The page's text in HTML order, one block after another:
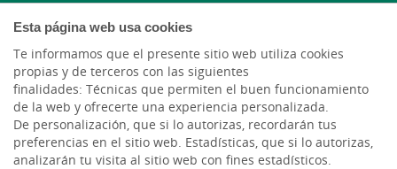
Esta página web usa cookies
Te informamos que el presente sitio web utiliza cookies
propias y de terceros con las siguientes
finalidades: Técnicas que permiten el buen funcionamiento
de la web y ofrecerte una experiencia personalizada.
De personalización, que si lo autorizas, recordarán tus
preferencias en el sitio web. Estadísticas, que si lo autorizas,
analizarán tu visita al sitio web con fines estadísticos.
Blog Joven In
Facebook
Twitter